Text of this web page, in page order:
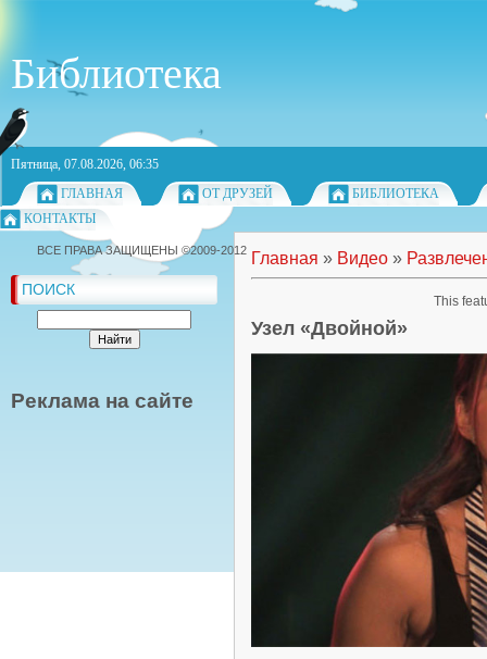
Библиотека
Пятница, 07.08.2026, 06:35
ГЛАВНАЯ
ОТ ДРУЗЕЙ
БИБЛИОТЕКА
КОНТАКТЫ
ПОИСК
Реклама на сайте
Главная » Видео »
Узел «Двойной»
ВСЕ ПРАВА ЗАЩИЩЕНЫ ©2009-2012
This